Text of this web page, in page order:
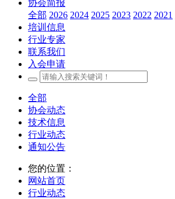
协会简报
全部 2026 2024 2025 2023 2022 2021
培训信息
行业专家
联系我们
入会申请
全部
协会动态
技术信息
行业动态
通知公告
您的位置：
网站首页
行业动态